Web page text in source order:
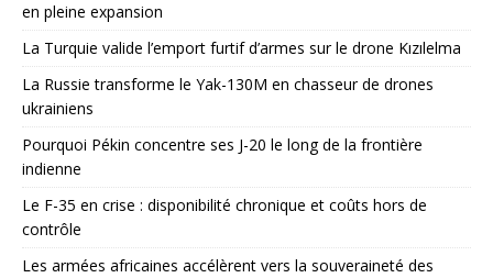
en pleine expansion
La Turquie valide l’emport furtif d’armes sur le drone Kızılelma
La Russie transforme le Yak-130M en chasseur de drones
ukrainiens
Pourquoi Pékin concentre ses J-20 le long de la frontière
indienne
Le F-35 en crise : disponibilité chronique et coûts hors de
contrôle
Les armées africaines accélèrent vers la souveraineté des